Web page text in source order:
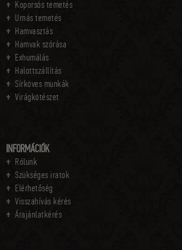
Koporsós temetés
Urnás temetés
Hamvasztás
Hamvak szórása
Exhumálás
Halottszállítás
Sírköves munkák
Virágkötészet
INFORMÁCIÓK
Rólunk
Szükséges iratok
Elérhetőség
Visszahívás kérés
Árajánlatkérés